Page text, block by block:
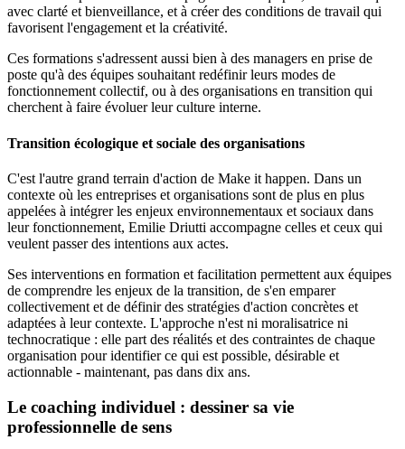
avec clarté et bienveillance, et à créer des conditions de travail qui
favorisent l'engagement et la créativité.
Ces formations s'adressent aussi bien à des managers en prise de
poste qu'à des équipes souhaitant redéfinir leurs modes de
fonctionnement collectif, ou à des organisations en transition qui
cherchent à faire évoluer leur culture interne.
Transition écologique et sociale des organisations
C'est l'autre grand terrain d'action de Make it happen. Dans un
contexte où les entreprises et organisations sont de plus en plus
appelées à intégrer les enjeux environnementaux et sociaux dans
leur fonctionnement, Emilie Driutti accompagne celles et ceux qui
veulent passer des intentions aux actes.
Ses interventions en formation et facilitation permettent aux équipes
de comprendre les enjeux de la transition, de s'en emparer
collectivement et de définir des stratégies d'action concrètes et
adaptées à leur contexte. L'approche n'est ni moralisatrice ni
technocratique : elle part des réalités et des contraintes de chaque
organisation pour identifier ce qui est possible, désirable et
actionnable - maintenant, pas dans dix ans.
Le coaching individuel : dessiner sa vie
professionnelle de sens